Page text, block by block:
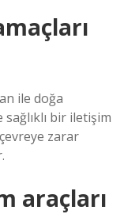
ile doğa
sağlıklı bir iletişim
çevreye zarar
araçları